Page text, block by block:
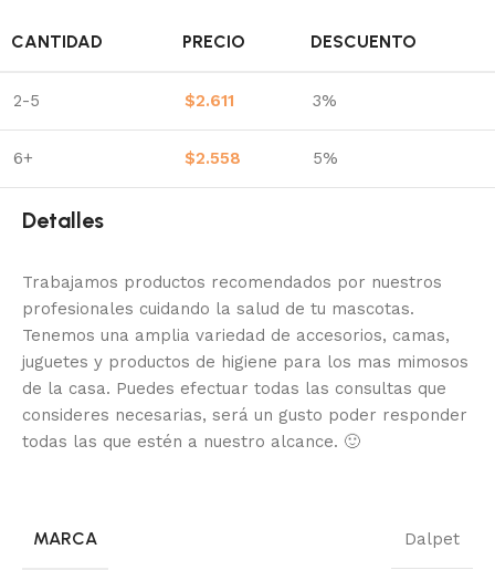
CANTIDAD PRECIO DESCUENTO
2-5 $2.611 3%
6+ $2.558 5%
Detalles
Trabajamos productos recomendados por nuestros
profesionales cuidando la salud de tu mascotas.
Tenemos una amplia variedad de accesorios, camas,
juguetes y productos de higiene para los mas mimosos
de la casa. Puedes efectuar todas las consultas que
consideres necesarias, será un gusto poder responder
todas las que estén a nuestro alcance. 🙂
MARCA Dalpet